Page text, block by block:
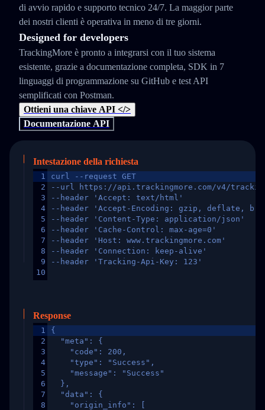
di avvio rapido e supporto tecnico 24/7. La maggior parte
dei nostri clienti è operativa in meno di tre giorni.
Designed for developers
TrackingMore è pronto a integrarsi con il tuo sistema
esistente, grazie a documentazione completa, SDK in 7
linguaggi di programmazione su GitHub e test API
semplificati con Postman.
Ottieni una chiave API </>
Documentazione API
Intestazione della richiesta
1
2
3
4
5
6
7
8
9
10
curl --request GET
--url https://api.trackingmore.com/v4/trackings/
--header 'Accept: text/html'
--header 'Accept-Encoding: gzip, deflate,
--header 'Content-Type: application/json'
--header 'Cache-Control: max-age=0'
--header 'Host: www.trackingmore.com'
--header 'Connection: keep-alive'
--header 'Tracking-Api-Key: 123'
Response
1
2
3
4
5
6
7
8
{
  "meta": {
    "code": 200,
    "type": "Success",
    "message": "Success"
  },
  "data": {
    "origin_info": [